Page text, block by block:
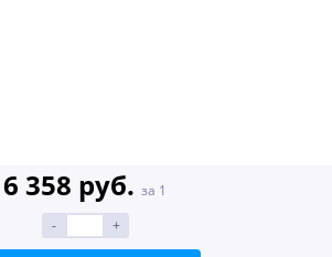
6 358 руб. за 1
-
+